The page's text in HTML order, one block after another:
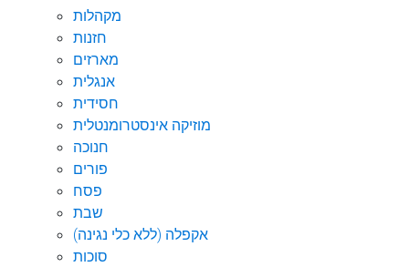
מקהלות
חזנות
מארזים
אנגלית
חסידית
מוזיקה אינסטרומנטלית
חנוכה
פורים
פסח
שבת
אקפלה (ללא כלי נגינה)
סוכות